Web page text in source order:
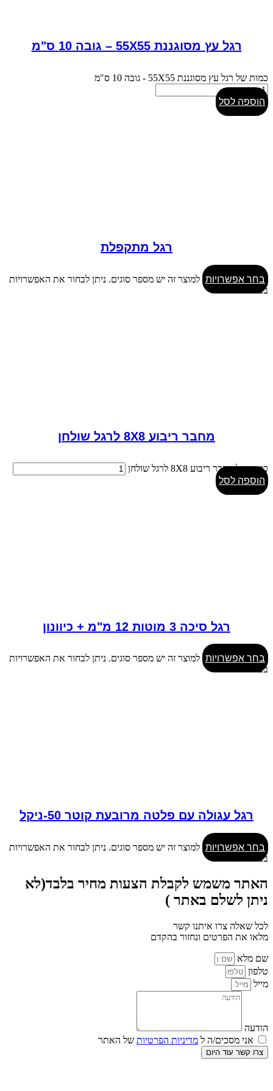
רגל עץ מסוגננת 55X55 – גובה 10 ס"מ
כמות של רגל עץ מסוגננת 55X55 - גובה 10 ס"מ
הוספה לסל
רגל מתקפלת
בחר אפשרויות למוצר זה יש מספר סוגים. ניתן לבחור את האפשרויות
בעמוד המוצר
מחבר ריבוע 8X8 לרגל שולחן
כמות של מחבר ריבוע 8X8 לרגל שולחן
הוספה לסל
רגל סיכה 3 מוטות 12 מ"מ + כיוונון
בחר אפשרויות למוצר זה יש מספר סוגים. ניתן לבחור את האפשרויות
בעמוד המוצר
רגל עגולה עם פלטה מרובעת קוטר 50-ניקל
בחר אפשרויות למוצר זה יש מספר סוגים. ניתן לבחור את האפשרויות
בעמוד המוצר
האתר משמש לקבלת הצעות מחיר בלבד(לא
ניתן לשלם באתר )
לכל שאלה צרו איתנו קשר
מלאו את הפרטים ונחזור בהקדם
שם מלא
טלפון
מייל
הודעה
אני מסכים/ה ל מדיניות הפרטיות של האתר
צרו קשר עוד היום